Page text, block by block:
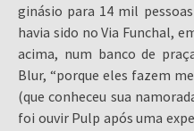
ginásio para 14 mil
havia sido no Via Funchal,
acima, num banco de
Blur, “porque eles fazem
(que conheceu sua
foi ouvir Pulp após uma